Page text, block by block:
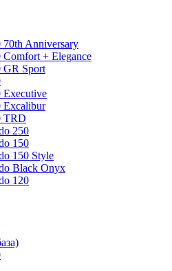
70th Anniversary
+ Elegance
GR Sport
Executive
Excalibur
TRD
250
150
150 Style
Black Onyx
120